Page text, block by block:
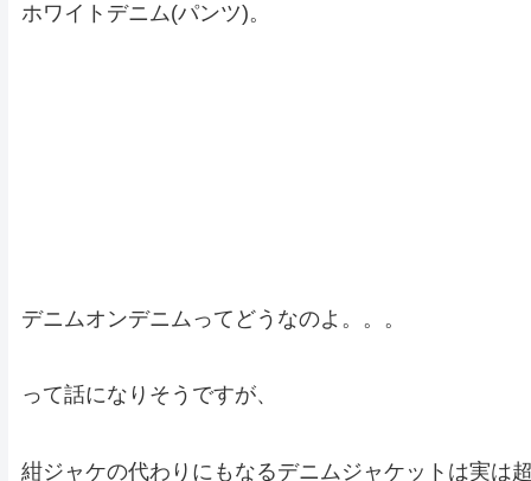
ホワイトデニム(パンツ)。
デニムオンデニムってどうなのよ。。。
って話になりそうですが、
紺ジャケの代わりにもなるデニムジャケットは実は